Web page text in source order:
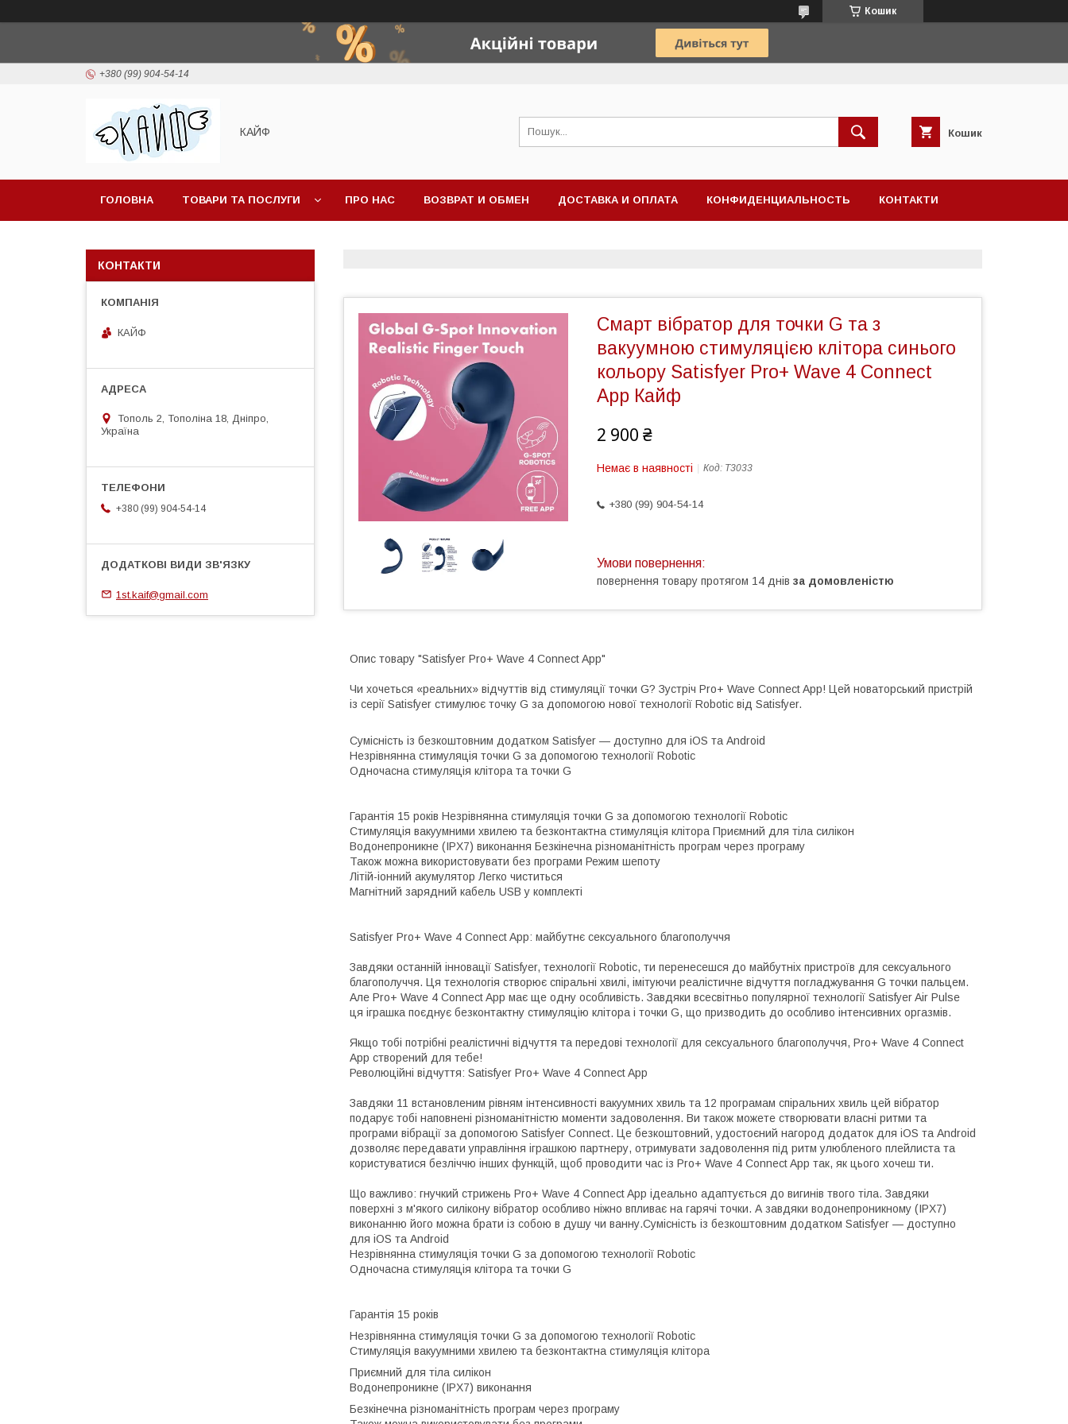
Кошик
+380 (99) 904-54-14
КАЙФ Кошик
ГОЛОВНА ТОВАРИ ТА ПОСЛУГИ ПРО НАС ВОЗВРАТ И ОБМЕН ДОСТАВКА И ОПЛАТА КОНФИДЕНЦИАЛЬНОСТЬ КОНТАКТИ
Смарт вібратор для точки G та з
вакуумною стимуляцією клітора синього
кольору Satisfyer Pro+ Wave 4 Connect
App Кайф
2 900 ₴
Немає в наявності Код: T3033
+380 (99) 904-54-14
повернення товару протягом 14 днів за домовленістю
Опис товару "Satisfyer Pro+ Wave 4 Connect App"
Чи хочеться «реальних» відчуттів від стимуляції точки G? Зустріч Pro+ Wave Connect App! Цей новаторський пристрій
із серії Satisfyer стимулює точку G за допомогою нової технології Robotic від Satisfyer.
Сумісність із безкоштовним додатком Satisfyer — доступно для iOS та Android
Незрівнянна стимуляція точки G за допомогою технології Robotic
Одночасна стимуляція клітора та точки G
Гарантія 15 років Незрівнянна стимуляція точки G за допомогою технології Robotic
Стимуляція вакуумними хвилею та безконтактна стимуляція клітора Приємний для тіла силікон
Водонепроникне (IPX7) виконання Безкінечна різноманітність програм через програму
Також можна використовувати без програми Режим шепоту
Літій-іонний акумулятор Легко чиститься
Магнітний зарядний кабель USB у комплекті
Satisfyer Pro+ Wave 4 Connect App: майбутнє сексуального благополуччя
Завдяки останній інновації Satisfyer, технології Robotic, ти перенесешся до майбутніх пристроїв для сексуального
благополуччя. Ця технологія створює спіральні хвилі, імітуючи реалістичне відчуття погладжування G точки пальцем.
Але Pro+ Wave 4 Connect App має ще одну особливість. Завдяки всесвітньо популярної технології Satisfyer Air Pulse
ця іграшка поєднує безконтактну стимуляцію клітора і точки G, що призводить до особливо інтенсивних оргазмів.
Якщо тобі потрібні реалістичні відчуття та передові технології для сексуального благополуччя, Pro+ Wave 4 Connect
App створений для тебе!
Революційні відчуття: Satisfyer Pro+ Wave 4 Connect App
Завдяки 11 встановленим рівням інтенсивності вакуумних хвиль та 12 програмам спіральних хвиль цей вібратор
подарує тобі наповнені різноманітністю моменти задоволення. Ви також можете створювати власні ритми та
програми вібрації за допомогою Satisfyer Connect. Це безкоштовний, удостоєний нагород додаток для iOS та Android
дозволяє передавати управління іграшкою партнеру, отримувати задоволення під ритм улюбленого плейлиста та
користуватися безліччю інших функцій, щоб проводити час із Pro+ Wave 4 Connect App так, як цього хочеш ти.
Що важливо: гнучкий стрижень Pro+ Wave 4 Connect App ідеально адаптується до вигинів твого тіла. Завдяки
поверхні з м'якого силікону вібратор особливо ніжно впливає на гарячі точки. А завдяки водонепроникному (IPX7)
виконанню його можна брати із собою в душу чи ванну.Сумісність із безкоштовним додатком Satisfyer — доступно
для iOS та Android
Незрівнянна стимуляція точки G за допомогою технології Robotic
Одночасна стимуляція клітора та точки G
Гарантія 15 років
Незрівнянна стимуляція точки G за допомогою технології Robotic
Стимуляція вакуумними хвилею та безконтактна стимуляція клітора
Приємний для тіла силікон
Водонепроникне (IPX7) виконання
Безкінечна різноманітність програм через програму
КОНТАКТИ
КАЙФ
Тополь 2, Тополіна 18, Дніпро,
Україна
+380 (99) 904-54-14
1st.kaif@gmail.com